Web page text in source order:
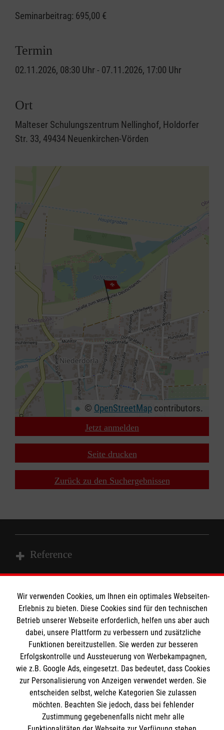
Seminarbeitrag: 695,00 €
Termin
02.11.2026, 08:30 Uhr - 07.11.2026, 17:00 Uhr
Ort
Malteser Schulungszentrum Nellinghof, Holdorfer
Str. 33, 49434 Neuenkirchen-Vörden
© OpenStreetMap contributors.
Jetzt anmelden
Seite drucken
Zurück zu den Suchergebnissen
Reference
Wir Malteser
Spenden und Helfen
Angebote und Leistungen
Unsere Kurse
Mitarbeiten
Über uns
Informationen
Kontakt
Presse und Medien
Transparenz
Impressum
Datenschutz
Malteser online
Malteserorden
Malteser Jugend
Bankverbindung
Wir verwenden Cookies, um Ihnen ein optimales Webseiten-
Erlebnis zu bieten. Diese Cookies sind für den technischen
Betrieb unserer Webseite erforderlich, helfen uns aber auch
dabei, unsere Plattform zu verbessern und zusätzliche
Funktionen bereitzustellen. Sie werden zur besseren
Erfolgskontrolle und Aussteuerung von Werbekampagnen,
wie z.B. Google Ads, eingesetzt. Das bedeutet, dass Cookies
zur Personalisierung von Anzeigen verwendet werden. Sie
entscheiden selbst, welche Kategorien Sie zulassen
möchten. Beachten Sie jedoch, dass bei fehlender
Zustimmung gegebenenfalls nicht mehr alle